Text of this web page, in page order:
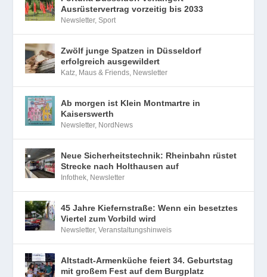
Ausrüstervertrag vorzeitig bis 2033
Newsletter,Sport
Zwölf junge Spatzen in Düsseldorf
erfolgreich ausgewildert
Katz, Maus & Friends, Newsletter
Ab morgen ist Klein Montmartre in
Kaiserswerth
Newsletter, NordNews
Neue Sicherheitstechnik: Rheinbahn rüstet
Strecke nach Holthausen auf
Infothek, Newsletter
45 Jahre Kiefernstraße: Wenn ein besetztes
Viertel zum Vorbild wird
Newsletter,Veranstaltungshinweis
Altstadt-Armenküche feiert 34. Geburtstag
mit großem Fest auf dem Burgplatz